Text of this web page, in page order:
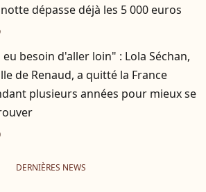
dépasse déjà les 5 000 euros
eu besoin d'aller loin" : Lola Séchan,
de Renaud, a quitté la France
plusieurs années pour mieux se
DERNIÈRES NEWS